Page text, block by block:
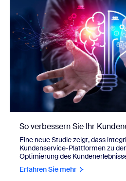
So verbessern Sie Ihr
Eine neue Studie zeigt, dass
Kundenservice-Plattformen zu
Optimierung des
Erfahren Sie mehr